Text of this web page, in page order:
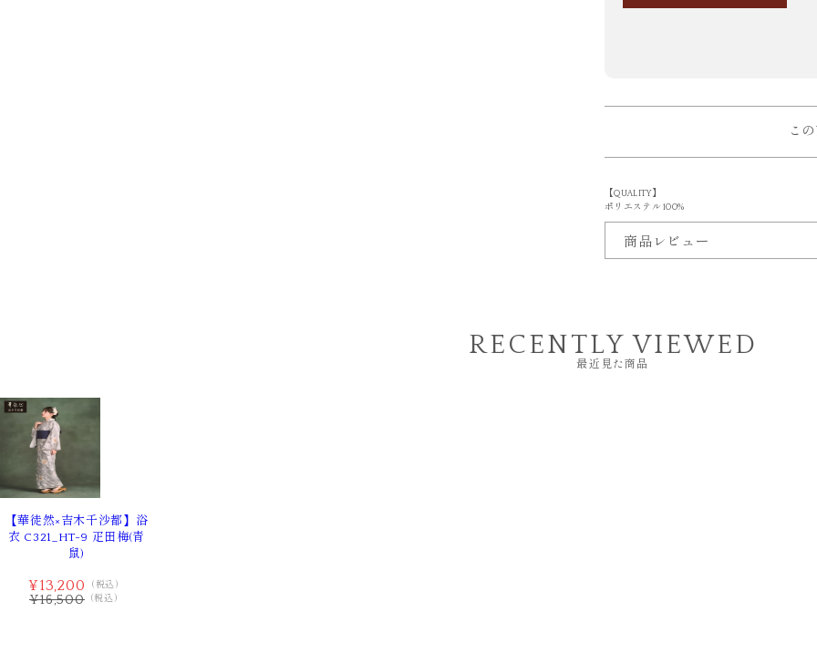
こ
【QUALITY】
ポリエステル 100%
商品レビュー
RECENTLY VIEWED
最近見た商品
【華徒然×吉木千沙都】浴
衣 C321_HT-9 疋田梅(青
鼠)
¥13,200 （税込）
¥16,500（税込）